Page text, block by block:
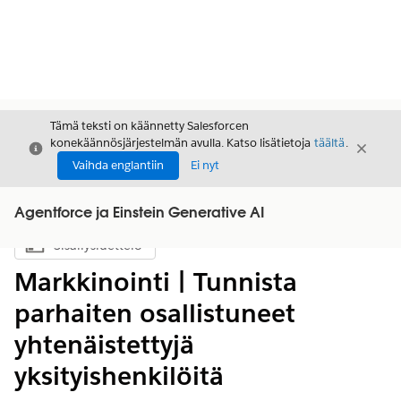
Sulje
Tämä teksti on käännetty Salesforcen
konekäännösjärjestelmän avulla. Katso lisätietoja täältä.
Vaihda englantiin
Ei nyt
Sulje
Agentforce ja Einstein Generative AI
Näytä sisällysluettelo
Sisällysluettelo
Markkinointi | Tunnista
parhaiten osallistuneet
yhtenäistettyjä
yksityishenkilöitä